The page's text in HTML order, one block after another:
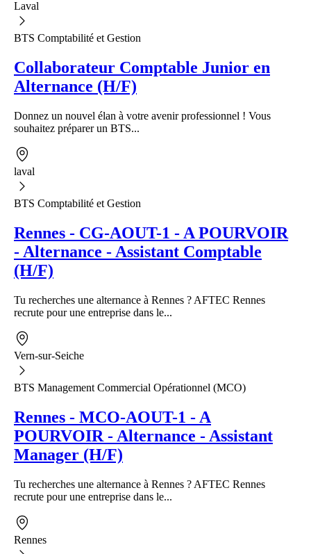
Laval
BTS Comptabilité et Gestion
Collaborateur Comptable Junior en
Alternance (H/F)
Donnez un nouvel élan à votre avenir professionnel ! Vous
souhaitez préparer un BTS...
laval
BTS Comptabilité et Gestion
Rennes - CG-AOUT-1 - A POURVOIR
- Alternance - Assistant Comptable
(H/F)
Tu recherches une alternance à Rennes ? AFTEC Rennes
recrute pour une entreprise dans le...
Vern-sur-Seiche
BTS Management Commercial Opérationnel (MCO)
Rennes - MCO-AOUT-1 - A
POURVOIR - Alternance - Assistant
Manager (H/F)
Tu recherches une alternance à Rennes ? AFTEC Rennes
recrute pour une entreprise dans le...
Rennes